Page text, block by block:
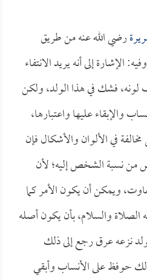
رضي الله عنه من طريق
الإشارة إلى أنه يريد الانتفاء
لونه، فشك في هذا الولد، ولكن
والإبقاء عليها واعتبارها،
في الألوان والأشكال فإن
من نسبة الشخص إليه؛ لأن
ويمكن أن يكون الأمر كما
والسلام، بأن يكون أصله
نزعه عرق رجع إلى ذلك
حوفظ على الأنساب وأبقي